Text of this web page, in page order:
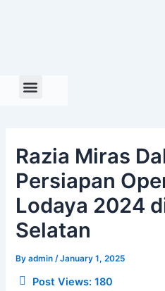
Razia Miras
Persiapan
Lodaya 2024
Selatan
Byadmin /January 1, 2025
Post Views: 180